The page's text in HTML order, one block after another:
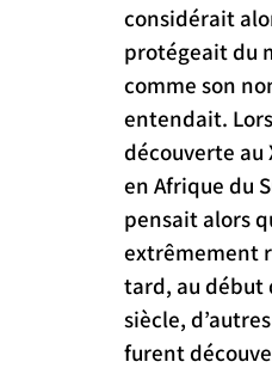
considérait
protégeait du
comme son
entendait.
découverte au
en Afrique du
pensait alors
extrêmement
tard, au début
siècle,
furent